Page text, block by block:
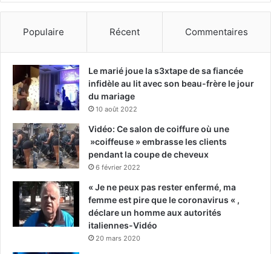
Populaire Récent Commentaires
Le marié joue la s3xtape de sa fiancée
infidèle au lit avec son beau-frère le jour
du mariage
10 août 2022
Vidéo: Ce salon de coiffure où une
»coiffeuse » embrasse les clients
pendant la coupe de cheveux
6 février 2022
« Je ne peux pas rester enfermé, ma
femme est pire que le coronavirus « ,
déclare un homme aux autorités
italiennes-Vidéo
20 mars 2020